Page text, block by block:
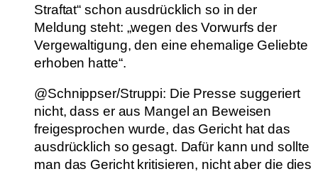
Straftat“ schon ausdrücklich so in der
Meldung steht: „wegen des Vorwurfs der
Vergewaltigung, den eine ehemalige Geliebte
erhoben hatte“.
@Schnippser/Struppi: Die Presse suggeriert
nicht, dass er aus Mangel an Beweisen
freigesprochen wurde, das Gericht hat das
ausdrücklich so gesagt. Dafür kann und sollte
man das Gericht kritisieren, nicht aber die dies